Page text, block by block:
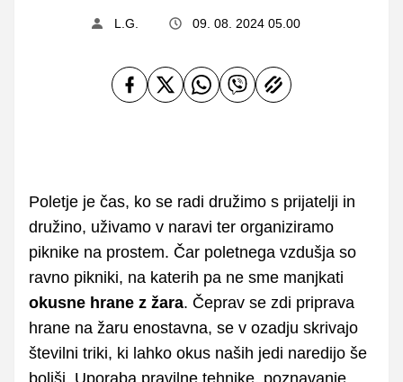
L.G. 09. 08. 2024 05.00
Poletje je čas, ko se radi družimo s prijatelji in
družino, uživamo v naravi ter organiziramo
piknike na prostem. Čar poletnega vzdušja so
ravno pikniki, na katerih pa ne sme manjkati
okusne hrane z žara. Čeprav se zdi priprava
hrane na žaru enostavna, se v ozadju skrivajo
številni triki, ki lahko okus naših jedi naredijo še
boljši. Uporaba pravilne tehnike, poznavanje